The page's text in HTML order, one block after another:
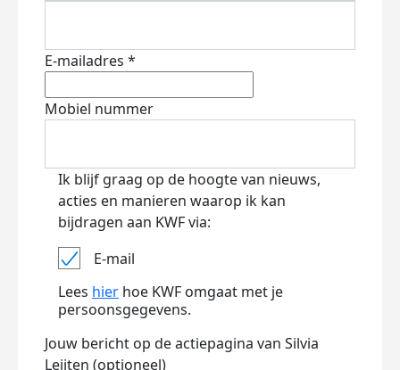
E-mailadres *
Mobiel nummer
Ik blijf graag op de hoogte van nieuws,
acties en manieren waarop ik kan
bijdragen aan KWF via:
E-mail
Lees hier hoe KWF omgaat met je
persoonsgegevens.
Jouw bericht op de actiepagina van Silvia
Leijten (optioneel)